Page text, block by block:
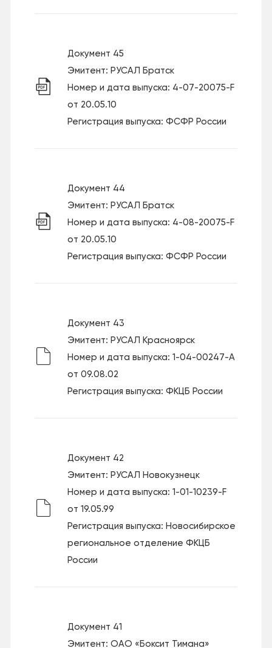
Документ 45
Эмитент: РУСАЛ Братск
Номер и дата выпуска: 4-07-20075-F
от 20.05.10
Регистрация выпуска: ФСФР России
Документ 44
Эмитент: РУСАЛ Братск
Номер и дата выпуска: 4-08-20075-F
от 20.05.10
Регистрация выпуска: ФСФР России
Документ 43
Эмитент: РУСАЛ Красноярск
Номер и дата выпуска: 1-04-00247-А
от 09.08.02
Регистрация выпуска: ФКЦБ России
Документ 42
Эмитент: РУСАЛ Новокузнецк
Номер и дата выпуска: 1-01-10239-F
от 19.05.99
Регистрация выпуска: Новосибирское
региональное отделение ФКЦБ
России
Документ 41
Эмитент: ОАО «Боксит Тимана»